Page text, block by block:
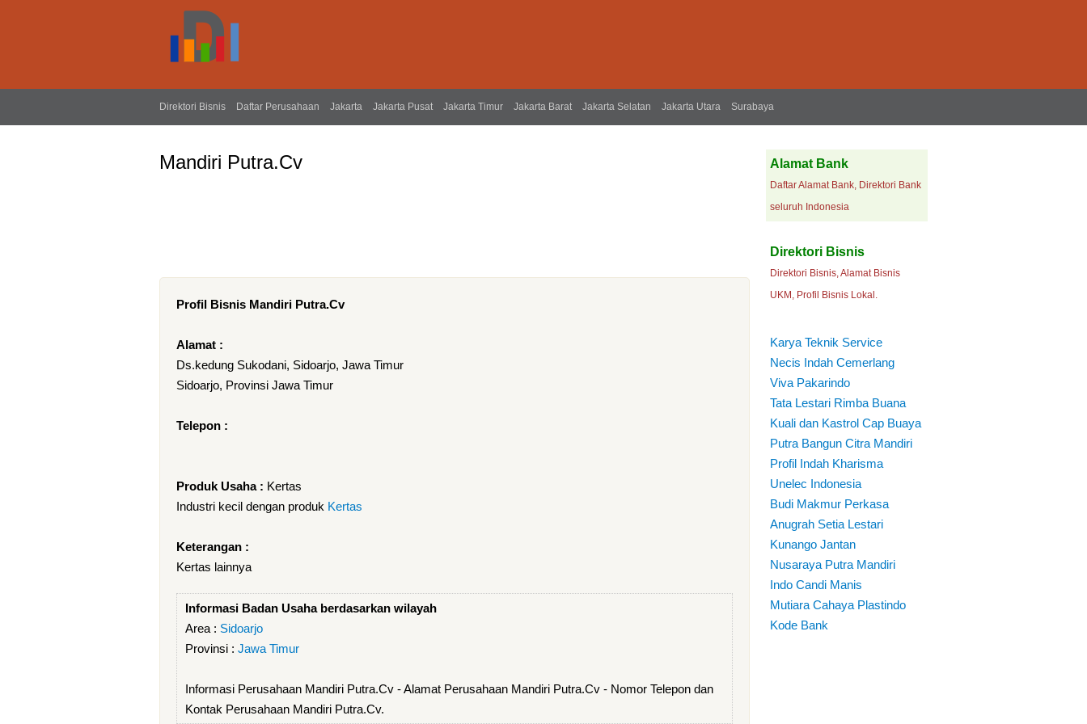
Direktori Bisnis Daftar Perusahaan Jakarta Jakarta Pusat Jakarta Timur Jakarta Barat Jakarta Selatan Jakarta Utara Surabaya
Mandiri Putra.Cv
Profil Bisnis Mandiri Putra.Cv
Alamat :
Ds.kedung Sukodani, Sidoarjo, Jawa Timur
Sidoarjo, Provinsi Jawa Timur
Telepon :
Produk Usaha : Kertas
Industri kecil dengan produk Kertas
Keterangan :
Kertas lainnya
Informasi Badan Usaha berdasarkan wilayah
Area : Sidoarjo
Provinsi : Jawa Timur
Informasi Perusahaan Mandiri Putra.Cv - Alamat Perusahaan Mandiri Putra.Cv - Nomor Telepon dan
Kontak Perusahaan Mandiri Putra.Cv.
Alamat Bank
Daftar Alamat Bank, Direktori Bank
seluruh Indonesia
Direktori Bisnis
Direktori Bisnis, Alamat Bisnis
UKM, Profil Bisnis Lokal.
Karya Teknik Service
Necis Indah Cemerlang
Viva Pakarindo
Tata Lestari Rimba Buana
Kuali dan Kastrol Cap Buaya
Putra Bangun Citra Mandiri
Profil Indah Kharisma
Unelec Indonesia
Budi Makmur Perkasa
Anugrah Setia Lestari
Kunango Jantan
Nusaraya Putra Mandiri
Indo Candi Manis
Mutiara Cahaya Plastindo
Kode Bank